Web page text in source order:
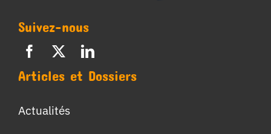
Suivez-nous
Articles et Dossiers
Actualités